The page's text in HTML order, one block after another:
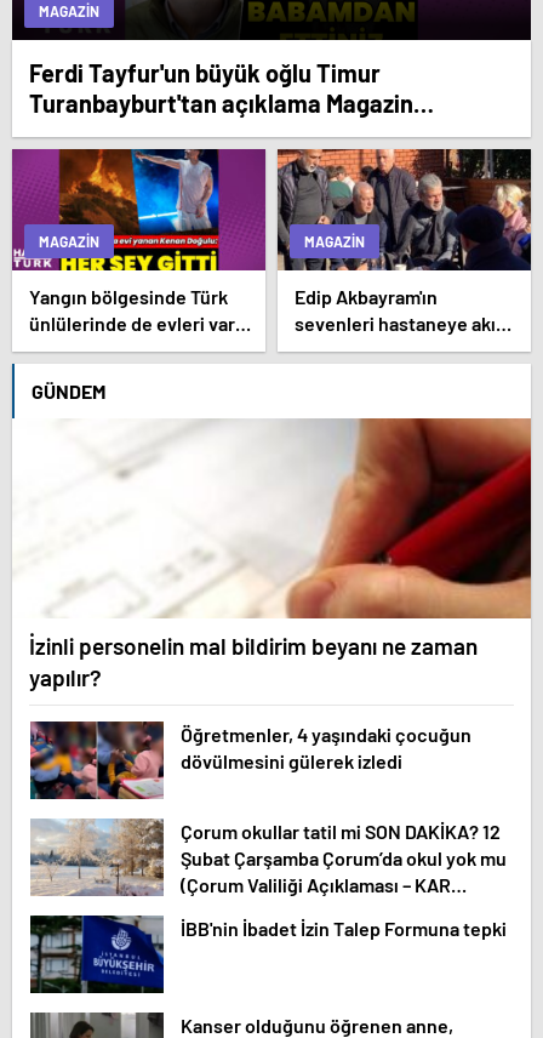
MAGAZIN
Ferdi Tayfur'un büyük oğlu Timur
Turanbayburt'tan açıklama Magazin
haberleri
MAGAZIN
Yangın bölgesinde Türk
ünlülerinde de evleri var –
Magazin haberleri
MAGAZIN
Edip Akbayram'ın
sevenleri hastaneye akın
ediyor – Magazin
GÜNDEM
İzinli personelin mal bildirim beyanı ne zaman
yapılır?
Öğretmenler, 4 yaşındaki çocuğun
dövülmesini gülerek izledi
Çorum okullar tatil mi SON DAKİKA? 12
Şubat Çarşamba Çorum’da okul yok mu
(Çorum Valiliği Açıklaması – KAR
İBB'nin İbadet İzin Talep Formuna tepki
Kanser olduğunu öğrenen anne,